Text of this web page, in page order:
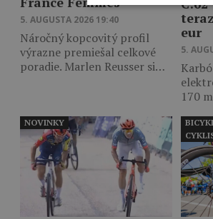
5. AUGUSTA 2026 19:40
Náročný kopcovitý profil
výrazne premiešal celkové
poradie. Marlen Reusser si…
eur
5.
170
NOVINKY